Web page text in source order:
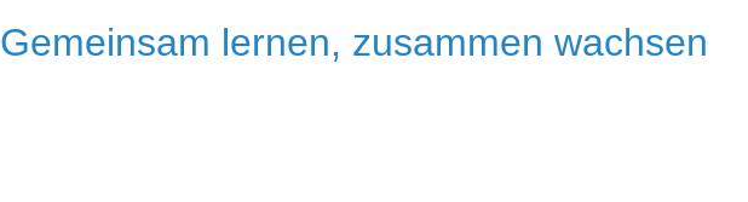
Gemeinsam lernen, zusammen wachsen